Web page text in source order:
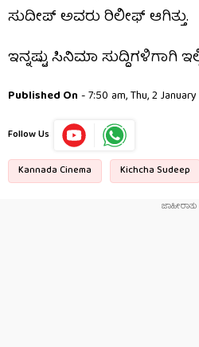
ಸುದೀಪ್ ಅವರು ರಿಲೀಫ್ ಆಗಿತ್ತು.
ಇನ್ನಷ್ಟು ಸಿನಿಮಾ ಸುದ್ದಿಗಳಿಗಾಗಿ
Published On - 7:50 am, Thu, 2
Follow Us
Kannada Cinema Kichcha Sudeep